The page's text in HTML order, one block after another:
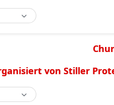
von Stiller